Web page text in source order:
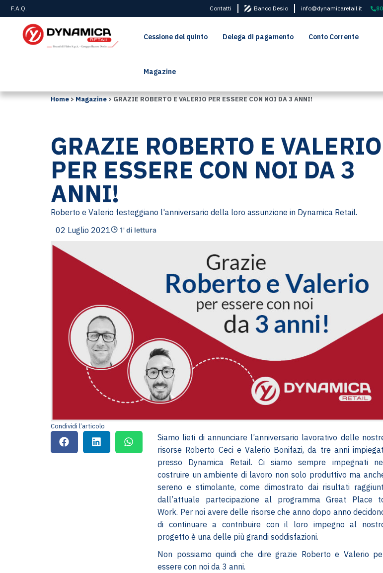
F.A.Q. Contatti Banco Desio info@dynamicaretail.it
Cessione del quinto Delega di pagamento Conto Corrente
Magazine
Home>Magazine>GRAZIE ROBERTO E VALERIO PER ESSERE CON NOI DA 3 ANNI!
GRAZIE ROBERTO E VALERIO
PER ESSERE CON NOI DA 3
ANNI!
Roberto e Valerio festeggiano l'anniversario della loro assunzione in Dynamica Retail.
02 Luglio 2021
1' di lettura
Condividi l’articolo
Siamo lieti di annunciare l’anniversario lavorativo delle
risorse Roberto Ceci e Valerio Bonifazi, da tre anni
presso Dynamica Retail. Ci siamo sempre impegnati
costruire un ambiente di lavoro non solo produttivo ma
sereno e stimolante, come dimostrato dai risultati
dall’attuale partecipazione al programma Great Place
Work. Per noi avere delle risorse che anno dopo anno
di continuare a contribuire con il loro impegno al
progetto è una delle più grandi soddisfazioni.
Non possiamo quindi che dire grazie Roberto e Valerio
essere con noi da 3 anni.